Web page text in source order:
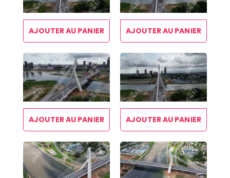
AJOUTER AU PANIER AJOUTER AU PANIER
AJOUTER AU PANIER AJOUTER AU PANIER